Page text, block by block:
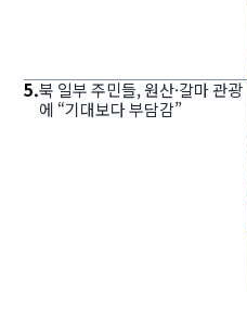
5.북 일부 주민들, 원산·갈마 관광
에 “기대보다 부담감”